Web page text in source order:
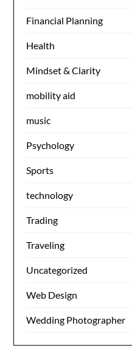
Financial Planning
Health
Mindset & Clarity
mobility aid
music
Psychology
Sports
technology
Trading
Traveling
Uncategorized
Web Design
Wedding Photographer